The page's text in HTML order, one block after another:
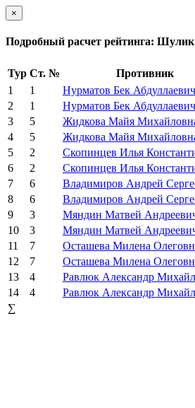
×
Подробный расчет рейтинга:
Тур Ст. № Противник
1
1 Нурматов Бек Абдуллаевич
2
1 Нурматов Бек Абдуллаевич
3
5 Жидкова Майя
4
5 Жидкова Майя
5
2 Скопинцев Илья
6
2 Скопинцев Илья
7
6 Владимиров Андрей
8
6 Владимиров Андрей
9
3 Мяндин Матвей
10
3 Мяндин Матвей
11
7 Осташева Милена
12
7 Осташева Милена
13
4 Равлюк Александр
14
4 Равлюк Александр
∑